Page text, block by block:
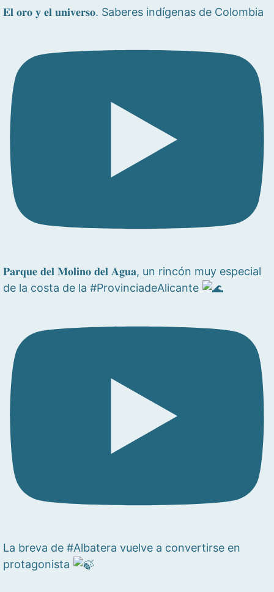
𝐄𝐥 𝐨𝐫𝐨 𝐲 𝐞𝐥 𝐮𝐧𝐢𝐯𝐞𝐫𝐬𝐨. Saberes indígenas de Colombia
𝐏𝐚𝐫𝐪𝐮𝐞 𝐝𝐞𝐥 𝐌𝐨𝐥𝐢𝐧𝐨 𝐝𝐞𝐥 𝐀𝐠𝐮𝐚, un rincón muy especial
de la costa de la #ProvinciadeAlicante
La breva de #Albatera vuelve a convertirse en
protagonista